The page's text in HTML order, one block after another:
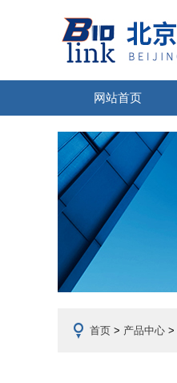
网站首页
首页 > 产品中心 >